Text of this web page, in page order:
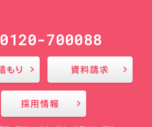
0120-700088